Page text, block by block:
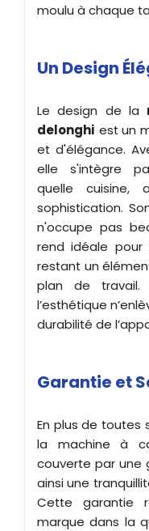
moulu à chaque
Un Design
Le design de la
delonghi est un
et d'élégance.
elle s'intègre
quelle cuisine,
sophistication.
n'occupe pas
rend idéale
restant un
plan de
l’esthétique
durabilité de
Garantie et
En plus de toutes
la machine à
couverte par une
ainsi une
Cette garantie
marque dans la